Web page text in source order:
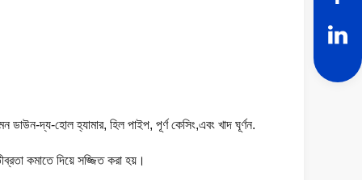
ডাউন-দ্য-হোল হ্যামার, হিল পাইপ, পূর্ণ কেসিং,এবং খাদ ঘূর্ণন.
কমাতে দিয়ে সজ্জিত করা হয়।